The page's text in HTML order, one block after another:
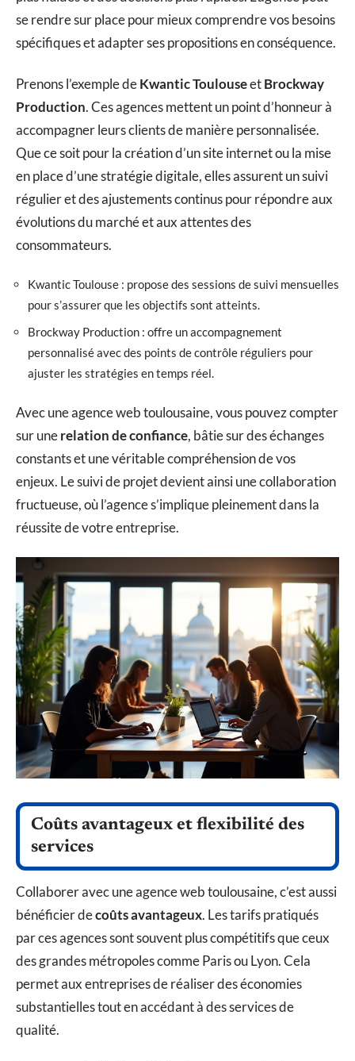
se rendre sur place pour mieux comprendre vos besoins
spécifiques et adapter ses propositions en conséquence.
Prenons l’exemple deKwantic ToulouseetBrockway
Production. Ces agences mettent un point d’honneur à
accompagner leurs clients de manière personnalisée.
Que ce soit pour la création d’un site internet ou la mise
en place d’une stratégie digitale, elles assurent un suivi
régulier et des ajustements continus pour répondre aux
évolutions du marché et aux attentes des
consommateurs.
Kwantic Toulouse : propose des sessions de suivi mensuelles
pour s’assurer que les objectifs sont atteints.
Brockway Production : offre un accompagnement
personnalisé avec des points de contrôle réguliers pour
ajuster les stratégies en temps réel.
Avec une agence web toulousaine, vous pouvez compter
sur unerelation de confiance, bâtie sur des échanges
constants et une véritable compréhension de vos
enjeux. Le suivi de projet devient ainsi une collaboration
fructueuse, où l’agence s’implique pleinement dans la
réussite de votre entreprise.
Coûts avantageux et flexibilité des
services
Collaborer avec une agence web toulousaine, c’est aussi
bénéficier decoûts avantageux. Les tarifs pratiqués
par ces agences sont souvent plus compétitifs que ceux
des grandes métropoles comme Paris ou Lyon. Cela
permet aux entreprises de réaliser des économies
substantielles tout en accédant à des services de
qualité.